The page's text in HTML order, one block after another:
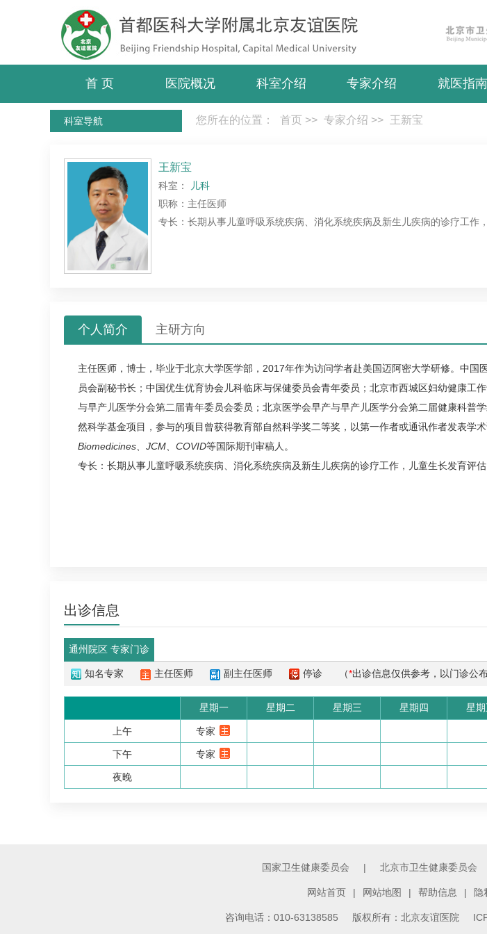
首 页 医院概况 科室介绍 专家介绍 就医指南
您所在的位置： 首页 >> 专家介绍 >> 王新宝
科室导航
王新宝
科室：
儿科
职称：主任医师
专长：长期从事儿童呼吸系统疾病、消化系统疾病及新生儿疾病的诊疗工作
个人简介 主研方向
主任医师，博士，毕业于北京大学医学部，2017年作为访问学者赴美国迈阿密大学研修。中国
员会副秘书长；中国优生优育协会 儿科临床与保健委员会青年委员；北京市西城区妇幼健康工
与早产儿医学分会第二届青年委员会委员；北京医学会早产与早产儿医学分会第二届健康科普
然科学基金项目，参与的项目曾获得教育部自然科学奖二等奖，以第一作者或通讯作者发表学
Biomedicines、JCM、COVID等国际期刊审稿人。
专长：长期从事儿童呼吸系统疾病、消化系统疾病及新生儿疾病的诊疗工作，儿童生长发育评估
出诊信息
通州院区 专家门诊
知名专家 主任医师 副主任医师 停诊 （*出诊信息仅供参考，以门诊公布
星期一 星期二 星期三 星期四 星期
上午 专家
下午 专家
夜晚
国家卫生健康委员会 | 北京市卫生健康委员会
网站首页 | 网站地图 | 帮助信息 | 隐
咨询电话：010-63138585 版权所有：北京友谊医院